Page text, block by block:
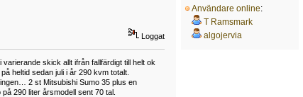
Loggat
skick allt ifrån fallfärdigt till helt ok
heltid sedan juli i år 290 kvm totalt.
2 st Mitsubishi Sumo 35 plus en
290 liter årsmodell sent 70 tal.
Användare online:
T Ramsmark
algojervia